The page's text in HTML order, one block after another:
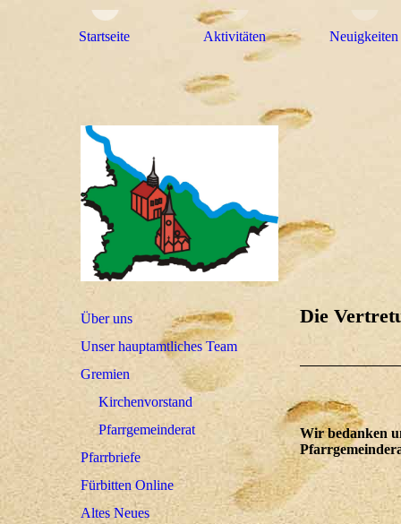
Startseite Aktivitäten Neuigkeiten
Über uns
Unser hauptamtliches Team
Gremien
Kirchenvorstand
Pfarrgemeinderat
Pfarrbriefe
Fürbitten Online
Altes Neues
Die
Wir bedanken